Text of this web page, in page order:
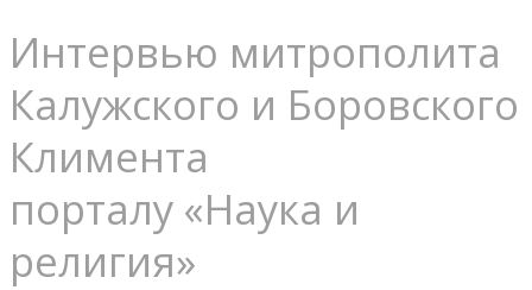
Интервью митрополита
Калужского и Боровского
Климента
порталу «Наука и
религия»